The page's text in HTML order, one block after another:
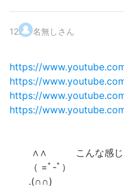
12. 名無しさん
https://
https://
https://
https://
∧∧ こんな感じ
（ =ﾟ-ﾟ）
.(∩∩)